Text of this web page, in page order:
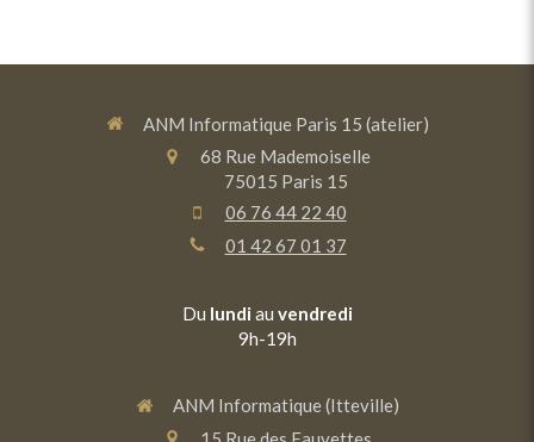
ANM Informatique Paris 15 (atelier)
68 Rue Mademoiselle
75015 Paris 15
06 76 44 22 40
01 42 67 01 37
Du lundi au vendredi
9h-19h
ANM Informatique (Itteville)